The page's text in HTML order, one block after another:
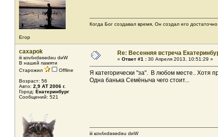
Егор
Когда Бог создавал время, Он создал его достаточно
caxapok
iii ʁɔvʎнdǝʚǝdǝu dиW
В нашей памяти
Старожил
Offline
Возраст: 56
Авто: 2,9 АТ 2006 г.
Город: Екатеринбург
Сообщений: 521
Re: Весенняя встреча
« Ответ #1 : 30 Апреля 2013, 10:51:29 »
Я категорически "за". В любом месте.. Хотя
Одна банька Семёныча чего стоит...
iii ʁɔvʎнdǝʚǝdǝu dиW